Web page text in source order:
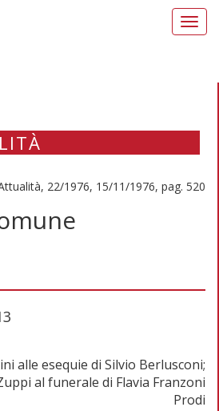
22/1976, 15/11/1976, pag. 520
alle esequie di Silvio Berlusconi;
al funerale di Flavia Franzoni
Prodi